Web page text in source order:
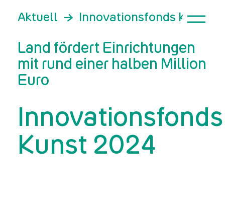
Aktuell Innovationsfonds Kunst
Land fördert Einrichtungen
mit rund einer halben Million
Euro
Innovationsfonds
Kunst 2024